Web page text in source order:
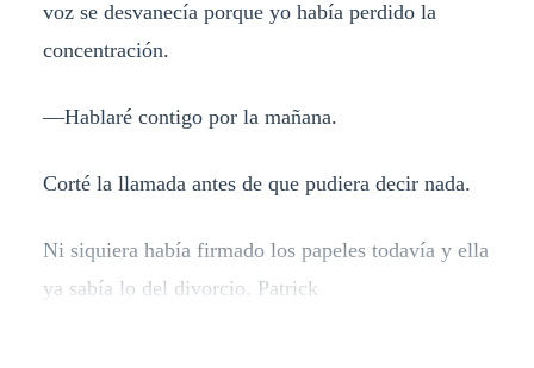
voz se desvanecía porque yo había perdido la
concentración.
—Hablaré contigo por la mañana.
Corté la llamada antes de que pudiera decir nada.
Ni siquiera había firmado los papeles todavía y ella
ya sabía lo del divorcio. Patrick